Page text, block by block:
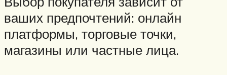
ваших предпочтений: онлайн
платформы, торговые точки,
магазины или частные лица.